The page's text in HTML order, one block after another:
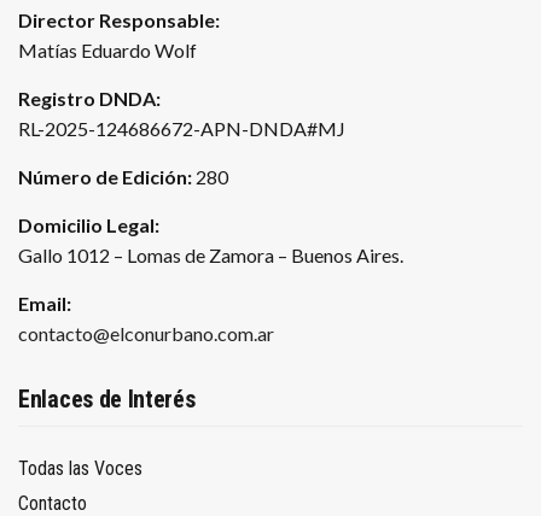
Director Responsable:
Matías Eduardo Wolf
Registro DNDA:
RL-2025-124686672-APN-DNDA#MJ
Número de Edición: 280
Domicilio Legal:
Gallo 1012 – Lomas de Zamora – Buenos Aires.
Email:
contacto@elconurbano.com.ar
Enlaces de Interés
Todas las Voces
Contacto